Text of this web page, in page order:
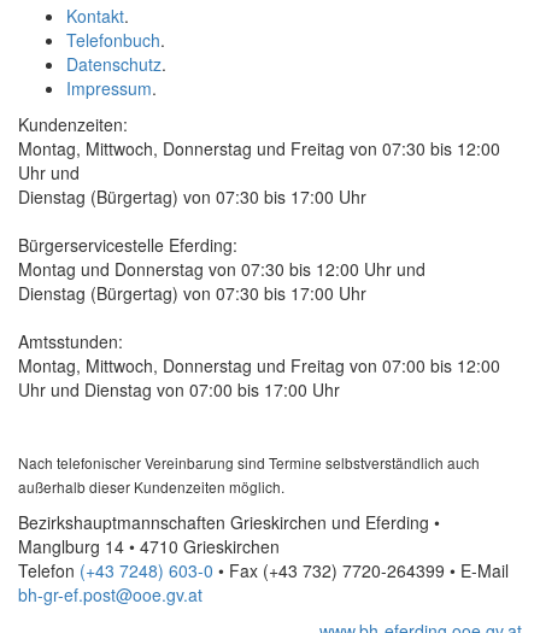
Kontakt.
Telefonbuch.
Datenschutz.
Impressum.
Kundenzeiten:
Montag, Mittwoch, Donnerstag und Freitag von 07:30 bis 12:00
Uhr und
Dienstag (Bürgertag) von 07:30 bis 17:00 Uhr
Bürgerservicestelle Eferding:
Montag und Donnerstag von 07:30 bis 12:00 Uhr und
Dienstag (Bürgertag) von 07:30 bis 17:00 Uhr
Amtsstunden:
Montag, Mittwoch, Donnerstag und Freitag von 07:00 bis 12:00
Uhr und Dienstag von 07:00 bis 17:00 Uhr
Nach telefonischer Vereinbarung sind Termine selbstverständlich auch
außerhalb dieser Kundenzeiten möglich.
Bezirkshauptmannschaften Grieskirchen und Eferding •
Manglburg 14 • 4710 Grieskirchen
Telefon (+43 7248) 603-0 • Fax (+43 732) 7720-264399 • E-Mail
bh-gr-ef.post@ooe.gv.at